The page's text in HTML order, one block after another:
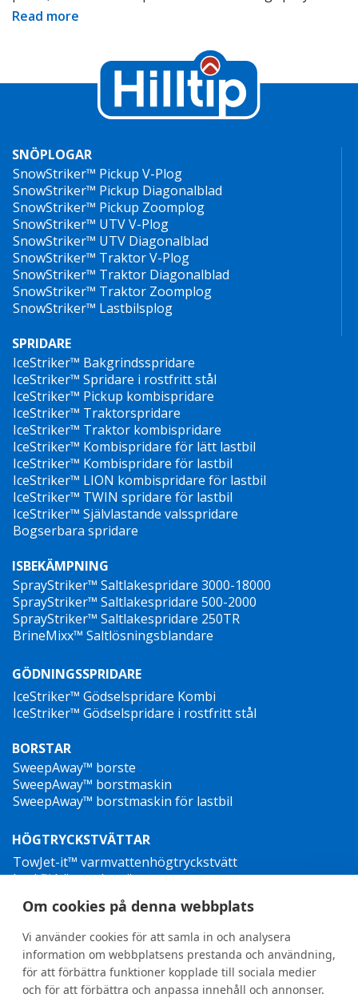
Read more
SNÖPLOGAR
SnowStriker™ Pickup V-Plog
SnowStriker™ Pickup Diagonalblad
SnowStriker™ Pickup Zoomplog
SnowStriker™ UTV V-Plog
SnowStriker™ UTV Diagonalblad
SnowStriker™ Traktor V-Plog
SnowStriker™ Traktor Diagonalblad
SnowStriker™ Traktor Zoomplog
SnowStriker™ Lastbilsplog
SPRIDARE
IceStriker™ Bakgrindsspridare
IceStriker™ Spridare i rostfritt stål
IceStriker™ Pickup kombispridare
IceStriker™ Traktorspridare
IceStriker™ Traktor kombispridare
IceStriker™ Kombispridare för lätt lastbil
IceStriker™ Kombispridare för lastbil
IceStriker™ LION kombispridare för lastbil
IceStriker™ TWIN spridare för lastbil
IceStriker™ Självlastande valsspridare
Bogserbara spridare
ISBEKÄMPNING
SprayStriker™ Saltlakespridare 3000-18000
SprayStriker™ Saltlakespridare 500-2000
SprayStriker™ Saltlakespridare 250TR
BrineMixx™ Saltlösningsblandare
GÖDNINGSSPRIDARE
IceStriker™ Gödselspridare Kombi
IceStriker™ Gödselspridare i rostfritt stål
BORSTAR
SweepAway™ borste
SweepAway™ borstmaskin
SweepAway™ borstmaskin för lastbil
HÖGTRYCKSTVÄTTAR
TowJet-it™ varmvattenhögtryckstvätt
Jet-it™ högtryckstvätt
Jet-it™ hydraulisk högtryckstvätt
OGRÄSBEKÄMPNING
Om cookies på denna webbplats
Vi använder cookies för att samla in och analysera
information om webbplatsens prestanda och användning,
för att förbättra funktioner kopplade till sociala medier
och för att förbättra och anpassa innehåll och annonser.